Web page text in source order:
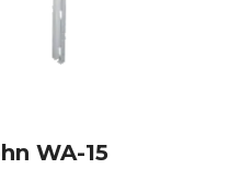
WA-15